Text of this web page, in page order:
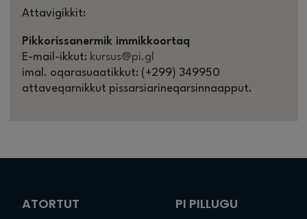
Attavigikkit:
Pikkorissanermik immikkoortaq
E-mail-ikkut: kursus@pi.gl
imal. oqarasuaatikkut: (+299) 349950
attaveqarnikkut pissarsiarineqarsinnaapput.
ATORTUT PI PILLUGU